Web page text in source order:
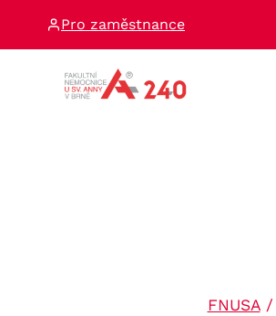
obsah
Pro zaměstnance
FNUSA/